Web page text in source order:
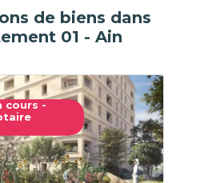
de biens dans
01 - Ain
cours -